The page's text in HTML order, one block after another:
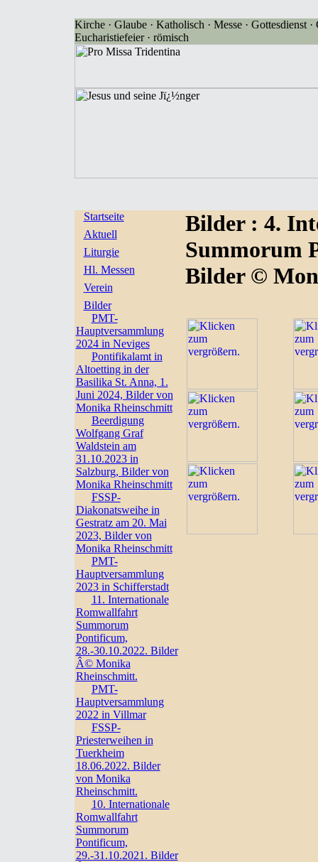
Kirche · Glaube · Katholisch · Messe · Gottesdienst
Eucharistiefeier · römisch
Startseite
Aktuell
Liturgie
Hl. Messen
Verein
Bilder
PMT-
Hauptversammlung
2024 in Neviges
Pontifikalamt in
Altoetting in der
Basilika St. Anna, 1.
Juni 2024, Bilder von
Monika Rheinschmitt
Beerdigung
Wolfgang Graf
Waldstein am
31.10.2023 in
Salzburg, Bilder von
Monika Rheinschmitt
FSSP-
Diakonatsweihe in
Gestratz am 20. Mai
2023, Bilder von
Monika Rheinschmitt
PMT-
Hauptversammlung
2023 in Schifferstadt
11. Internationale
Romwallfahrt
Summorum
Pontificum,
28.-30.10.2022. Bilder
Â© Monika
Rheinschmitt.
PMT-
Hauptversammlung
2022 in Villmar
FSSP-
Priesterweihen in
Tuerkheim
18.06.2022. Bilder
von Monika
Rheinschmitt.
10. Internationale
Romwallfahrt
Summorum
Pontificum,
29.-31.10.2021. Bilder
Bilder : 4.
Summorum
Bilder ©